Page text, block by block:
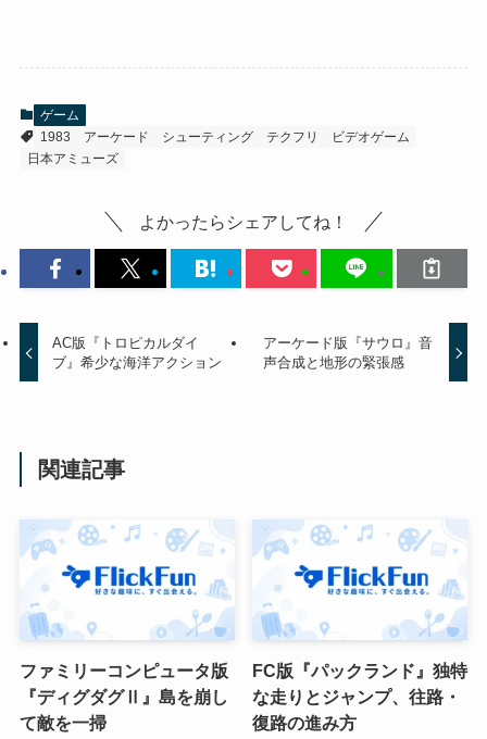
ゲーム
1983
アーケード シューティング テクフリ
ビデオゲーム
日本アミューズ
よかったらシェアしてね！
AC版『トロピカルダイ
ブ』希少な海洋アクション
アーケード版『サウロ』音
声合成と地形の緊張感
関連記事
ファミリーコンピュータ版
『ディグダグⅡ』島を崩し
て敵を一掃
FC版『パックランド』独特
な走りとジャンプ、往路・
復路の進み方